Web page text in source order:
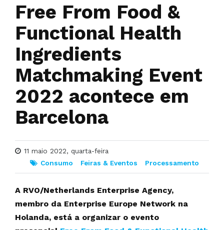
Free From Food &
Functional Health
Ingredients
Matchmaking Event
2022 acontece em
Barcelona
11 maio 2022, quarta-feira
Consumo
Feiras & Eventos Processamento
A RVO/Netherlands Enterprise Agency,
membro da Enterprise Europe Network na
Holanda, está a organizar o evento